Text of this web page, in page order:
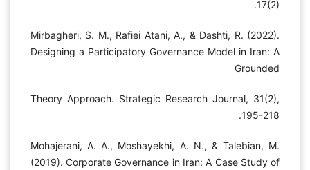
17(2).
Mirbagheri, S. M., Rafiei Atani, A., & Dashti, R. (2022).
Designing a Participatory Governance Model in Iran: A
Grounded
Theory Approach. Strategic Research Journal, 31(2),
195-218.
Mohajerani, A. A., Moshayekhi, A. N., & Talebian, M.
(2019). Corporate Governance in Iran: A Case Study of